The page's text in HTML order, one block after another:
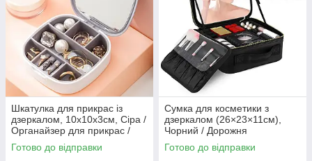
Шкатулка для прикрас із
дзеркалом, 10х10х3см, Сіра /
Органайзер для прикрас /
Органайзер для біжутерії
Готово до відправки
Сумка для косметики з
дзеркалом (26×23×11см),
Чорний / Дорожня
косметичка / Органайзер-
косметичка / Б'юті кейс
Готово до відправки